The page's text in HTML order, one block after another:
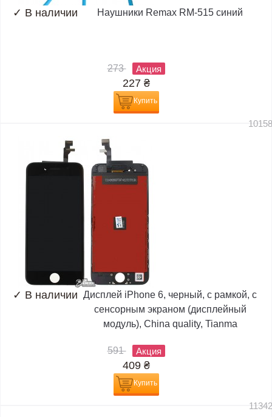
✓ В наличии Наушники Remax RM-515 синий
273 Акция
227 ₴
Купить
✓ В наличии Дисплей iPhone 6, черный, с рамкой, с
сенсорным экраном (дисплейный
модуль), China quality, Tianma
591 Акция
409 ₴
Купить